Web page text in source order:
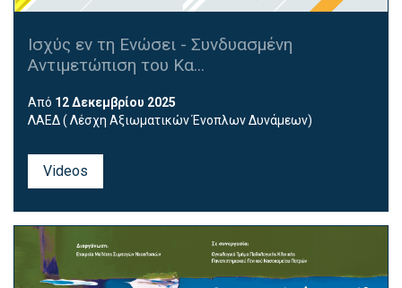
Ισχύς εν τη Ενώσει - Συνδυασμένη
Αντιμετώπιση του Κα...
Από 12 Δεκεμβρίου 2025
ΛΑΕΔ ( Λέσχη Αξιωματικών Ένοπλων Δυνάμεων)
Videos